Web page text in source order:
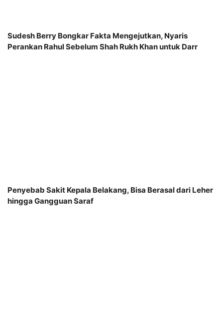
Sudesh Berry Bongkar Fakta Mengejutkan, Nyaris
Perankan Rahul Sebelum Shah Rukh Khan untuk Darr
Penyebab Sakit Kepala Belakang, Bisa Berasal dari Leher
hingga Gangguan Saraf